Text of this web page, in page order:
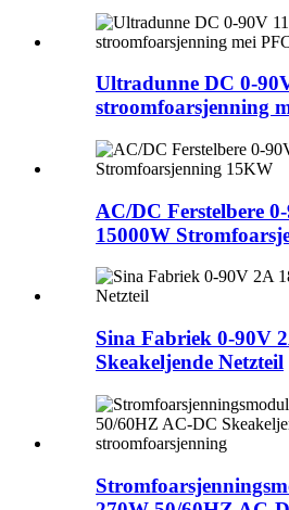
Ultradunne DC 0-
stroomfoarsjenning
AC/DC Ferstelbere
15000W
Sina Fabriek 0-90V
Skeakeljende Netzteil